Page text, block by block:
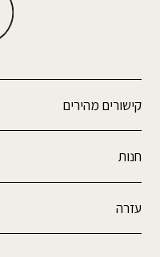
קישורים מהירים
חנות
עזרה